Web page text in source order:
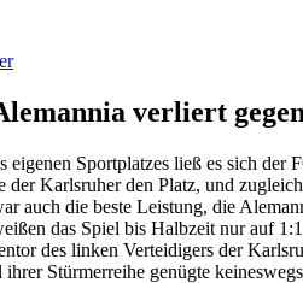
verliert
Sportplatzes ließ es sich der
der Karlsruher den Platz, und
auch die beste Leistung, die
das Spiel bis Halbzeit nur auf
des linken Verteidigers der
Stürmerreihe genügte